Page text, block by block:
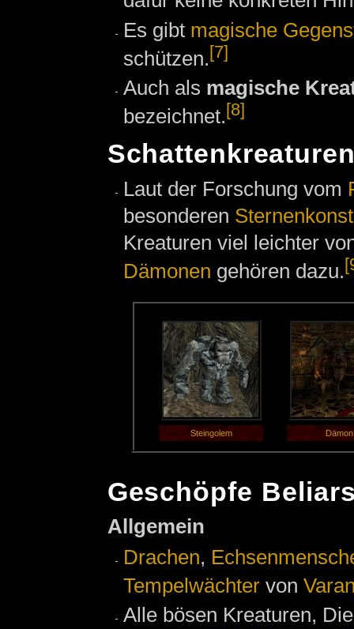
Es gibt magische
schützen.[7]
Auch als magische
bezeichnet. [8]
Laut der Forschung vom
besonderen
Kreaturen viel leichter
Dämonen gehören dazu.
Steingolem Dämon
Geschöpfe
Allgemein
Drachen,
Tempelwächter von
Alle bösen Kreaturen,